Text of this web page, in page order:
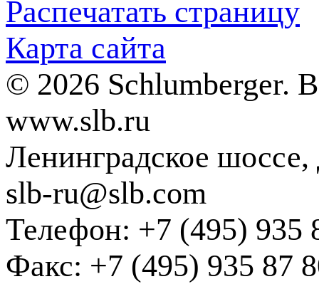
Распечатать страницу
Карта сайта
© 2026 Schlumberger.
www.slb.ru
Ленинградское
slb-ru@slb.com
Телефон: +7 (495) 935
Факс: +7 (495) 935 87